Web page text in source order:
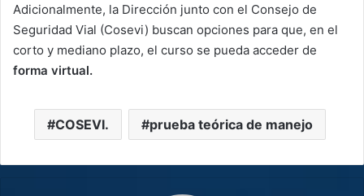
Adicionalmente, la Dirección junto con el Consejo de
Seguridad Vial (Cosevi) buscan opciones para que, en el
corto y mediano plazo, el curso se pueda acceder de
forma virtual.
COSEVI. prueba teórica de manejo